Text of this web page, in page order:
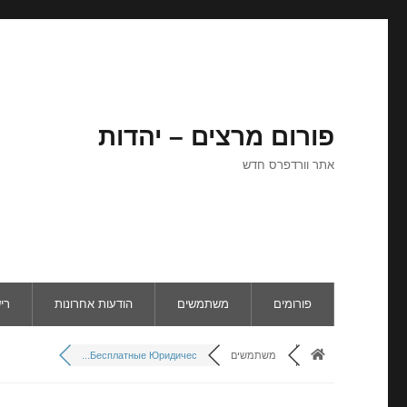
פורום מרצים – יהדות
אתר וורדפרס חדש
פורומים משתמשים הודעות אחרונות
משתמשים Бесплатные Юридичес...